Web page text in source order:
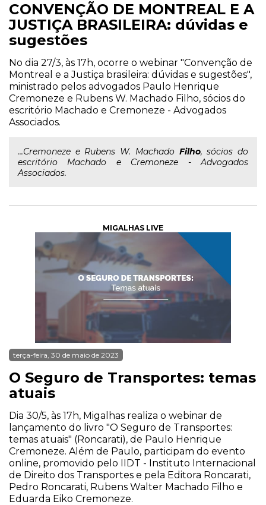
CONVENÇÃO DE MONTREAL E A
JUSTIÇA BRASILEIRA: dúvidas e
sugestões
No dia 27/3, às 17h, ocorre o webinar "Convenção de
Montreal e a Justiça brasileira: dúvidas e sugestões",
ministrado pelos advogados Paulo Henrique
Cremoneze e Rubens W. Machado Filho, sócios do
escritório Machado e Cremoneze - Advogados
Associados.
...Cremoneze e Rubens W. Machado Filho, sócios do
escritório Machado e Cremoneze - Advogados
Associados.
MIGALHAS LIVE
terça-feira, 30 de maio de 2023
O Seguro de Transportes: temas
atuais
Dia 30/5, às 17h, Migalhas realiza o webinar de
lançamento do livro "O Seguro de Transportes:
temas atuais" (Roncarati), de Paulo Henrique
Cremoneze. Além de Paulo, participam do evento
online, promovido pelo IIDT - Instituto Internacional
de Direito dos Transportes e pela Editora Roncarati,
Pedro Roncarati, Rubens Walter Machado Filho e
Eduarda Eiko Cremoneze.